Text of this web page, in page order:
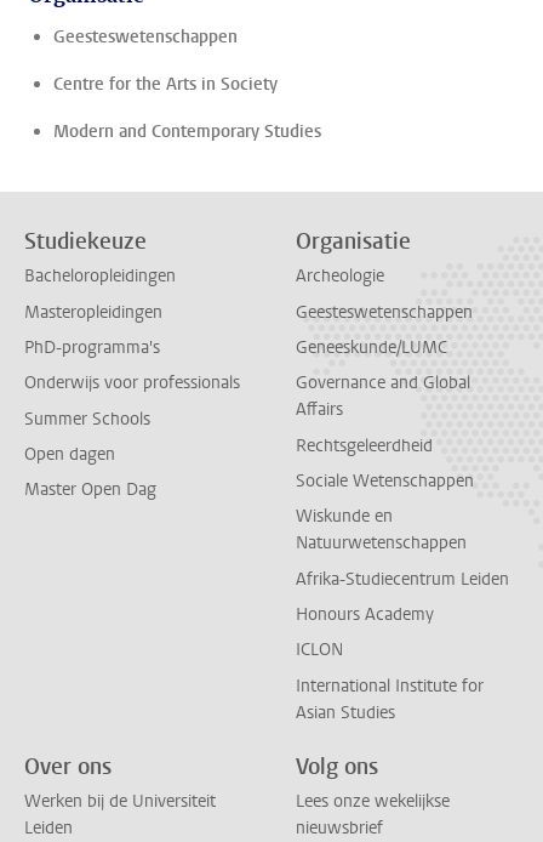
Geesteswetenschappen
Centre for the Arts in Society
Modern and Contemporary Studies
Studiekeuze
Bacheloropleidingen
Masteropleidingen
PhD-programma's
Onderwijs voor professionals
Summer Schools
Open dagen
Master Open Dag
Organisatie
Archeologie
Geesteswetenschappen
Geneeskunde/LUMC
Governance and Global
Affairs
Rechtsgeleerdheid
Sociale Wetenschappen
Wiskunde en
Natuurwetenschappen
Afrika-Studiecentrum Leiden
Honours Academy
ICLON
International Institute for
Asian Studies
Over ons
Werken bij de Universiteit
Leiden
Volg ons
Lees onze wekelijkse
nieuwsbrief